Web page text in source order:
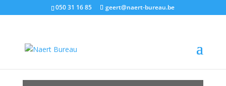
050 31 16 85 geert@naert-bureau.be